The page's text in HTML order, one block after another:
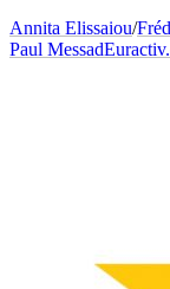
Annita Elissaiou/
Paul Messad